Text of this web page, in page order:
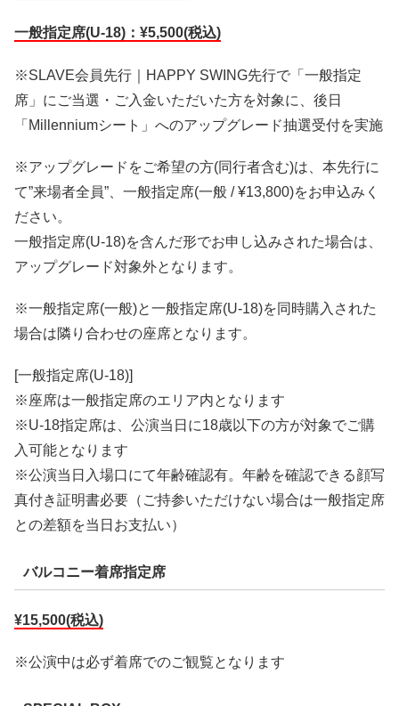
一般指定席(U-18)：¥5,500(税込)
※SLAVE会員先行｜HAPPY SWING先行で「一般指定
席」にご当選・ご入金いただいた方を対象に、後日
「Millenniumシート」へのアップグレード抽選受付を実施
※アップグレードをご希望の方(同行者含む)は、本先行に
て”来場者全員”、一般指定席(一般 / ¥13,800)をお申込みく
ださい。
一般指定席(U-18)を含んだ形でお申し込みされた場合は、
アップグレード対象外となります。
※一般指定席(一般)と一般指定席(U-18)を同時購入された
場合は隣り合わせの座席となります。
[一般指定席(U-18)]
※座席は一般指定席のエリア内となります
※U-18指定席は、公演当日に18歳以下の方が対象でご購
入可能となります
※公演当日入場口にて年齢確認有。年齢を確認できる顔写
真付き証明書必要（ご持参いただけない場合は一般指定席
との差額を当日お支払い）
バルコニー着席指定席
¥15,500(税込)
※公演中は必ず着席でのご観覧となります